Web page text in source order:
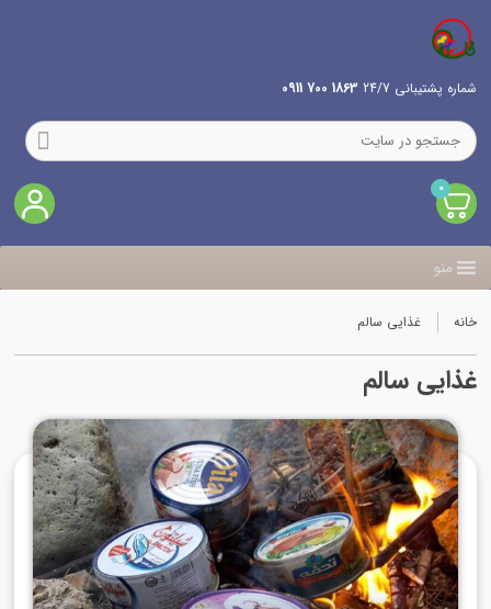
شماره پشتیبانی 24/7 1863 700 0911
0
منو
خانه غذایی سالم
غذایی سالم